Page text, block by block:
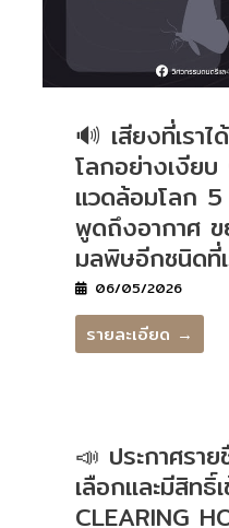
🔊 เสียงที่เรา
โลกอย่างเงีย
แวดล้อมโลก
พูดถึงอากาศ ข
มลพิษอีกชนิดที่
06/05/2026
รายละเอียด →
📣 ประกาศรา
เลือกและมีสิทธิ์
CLEARING